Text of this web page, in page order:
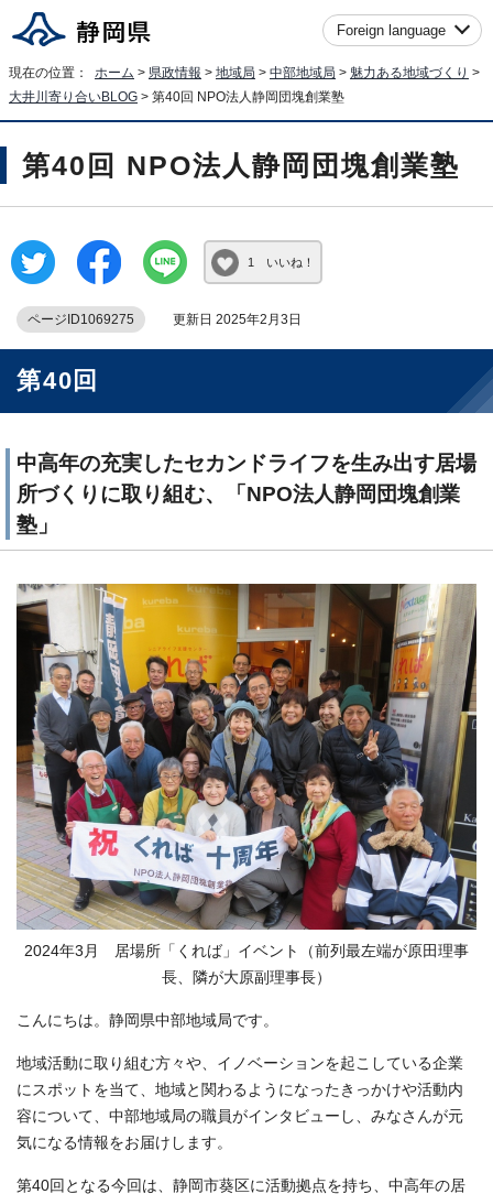
Foreign language
現在の位置： ホーム > 県政情報 > 地域局 > 中部地域局 > 魅力ある地域づくり >
大井川寄り合いBLOG > 第40回 NPO法人静岡団塊創業塾
第40回 NPO法人静岡団塊創業塾
1 いいね！
ページID1069275 更新日 2025年2月3日
第40回
中高年の充実したセカンドライフを生み出す居場
所づくりに取り組む、「NPO法人静岡団塊創業
塾」
2024年3月 居場所「くれば」イベント（前列最左端が原田理事
長、隣が大原副理事長）
こんにちは。静岡県中部地域局です。
地域活動に取り組む方々や、イノベーションを起こしている企業
にスポットを当て、地域と関わるようになったきっかけや活動内
容について、中部地域局の職員がインタビューし、みなさんが元
気になる情報をお届けします。
第40回となる今回は、静岡市葵区に活動拠点を持ち、中高年の居